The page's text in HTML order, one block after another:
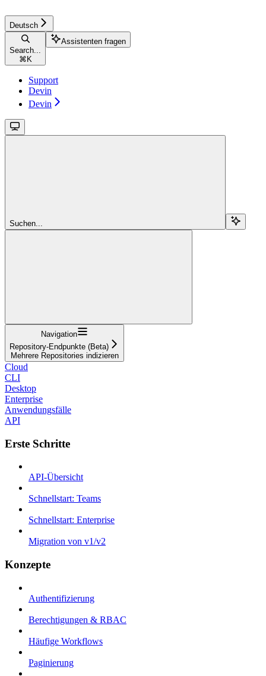
Deutsch
Search...
⌘ K
Assistenten fragen
Support
Devin
Devin
Suchen...
Navigation
Repository-Endpunkte (Beta)
Mehrere Repositories indizieren
Cloud
CLI
Desktop
Enterprise
Anwendungsfälle
API
Erste Schritte
API-Übersicht
Schnellstart: Teams
Schnellstart: Enterprise
Migration von v1/v2
Konzepte
Authentifizierung
Berechtigungen & RBAC
Häufige Workflows
Paginierung